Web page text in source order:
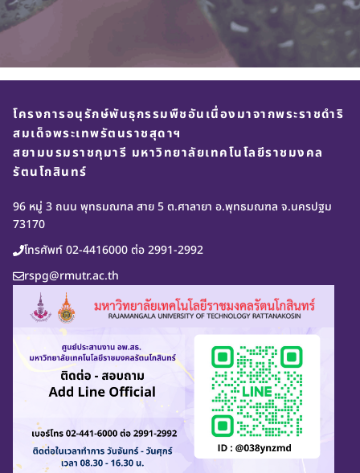
โครงการอนุรักษ์พันธุกรรมพืชอันเนื่องมาจากพระราชดำริ
สมเด็จพระเทพรัตนราชสุดาฯ
สยามบรมราชกุมารี มหาวิทยาลัยเทคโนโลยีราชมงคล
รัตนโกสินทร์
96 หมู่ 3 ถนน พุทธมณฑล สาย 5 ต.ศาลายา อ.พุทธมณฑล จ.นครปฐม
73170
โทรศัพท์ 02-4416000 ต่อ 2991-2992
rspg@rmutr.ac.th